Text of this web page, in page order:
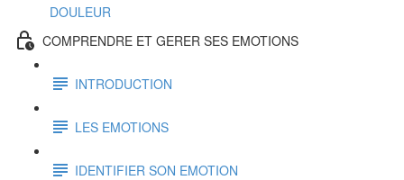
DOULEUR
COMPRENDRE ET GERER SES EMOTIONS
INTRODUCTION
LES EMOTIONS
IDENTIFIER SON EMOTION